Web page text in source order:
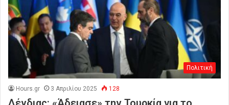
Πολιτική
Hours.gr 3 Απριλίου 2025 128